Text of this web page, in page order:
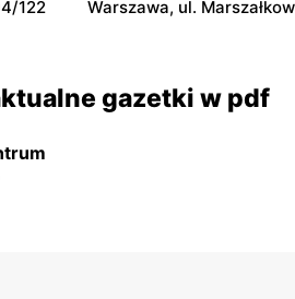
122 Warszawa, ul.
gazetki w pdf